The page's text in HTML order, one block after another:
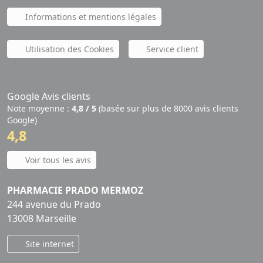
Informations et mentions légales
Utilisation des Cookies Service client
Google Avis clients
Note moyenne : 4,8 / 5 (basée sur plus de 8000 avis clients
Google)
4,8
Voir tous les avis
PHARMACIE PRADO MERMOZ
244 avenue du Prado
13008 Marseille
Site internet